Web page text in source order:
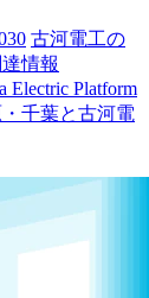
古河電工の
情報
Electric Platform
千葉と古河電